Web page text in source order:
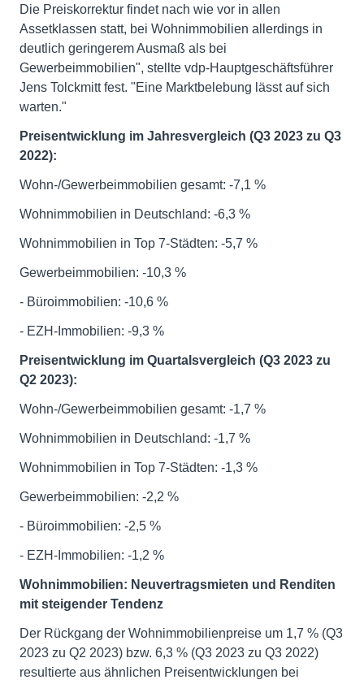
Die Preiskorrektur findet nach wie vor in allen
Assetklassen statt, bei Wohnimmobilien allerdings in
deutlich geringerem Ausmaß als bei
Gewerbeimmobilien", stellte vdp-Hauptgeschäftsführer
Jens Tolckmitt fest. "Eine Marktbelebung lässt auf sich
warten."
Preisentwicklung im Jahresvergleich (Q3 2023 zu Q3
2022):
Wohn-/Gewerbeimmobilien gesamt: -7,1 %
Wohnimmobilien in Deutschland: -6,3 %
Wohnimmobilien in Top 7-Städten: -5,7 %
Gewerbeimmobilien: -10,3 %
- Büroimmobilien: -10,6 %
- EZH-Immobilien: -9,3 %
Preisentwicklung im Quartalsvergleich (Q3 2023 zu
Q2 2023):
Wohn-/Gewerbeimmobilien gesamt: -1,7 %
Wohnimmobilien in Deutschland: -1,7 %
Wohnimmobilien in Top 7-Städten: -1,3 %
Gewerbeimmobilien: -2,2 %
- Büroimmobilien: -2,5 %
- EZH-Immobilien: -1,2 %
Wohnimmobilien: Neuvertragsmieten und Renditen
mit steigender Tendenz
Der Rückgang der Wohnimmobilienpreise um 1,7 % (Q3
2023 zu Q2 2023) bzw. 6,3 % (Q3 2023 zu Q3 2022)
resultierte aus ähnlichen Preisentwicklungen bei